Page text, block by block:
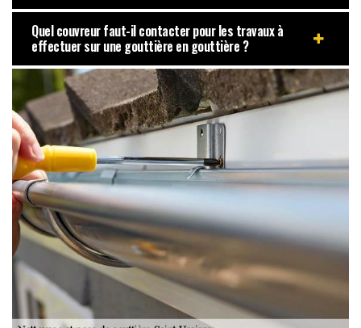
Quel couvreur faut-il contacter pour les travaux à
effectuer sur une gouttière en gouttière ?